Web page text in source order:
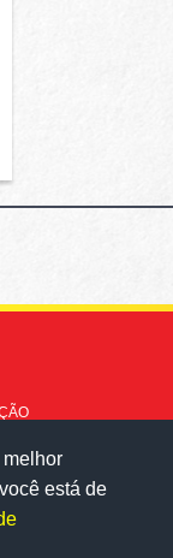
melhor
está de